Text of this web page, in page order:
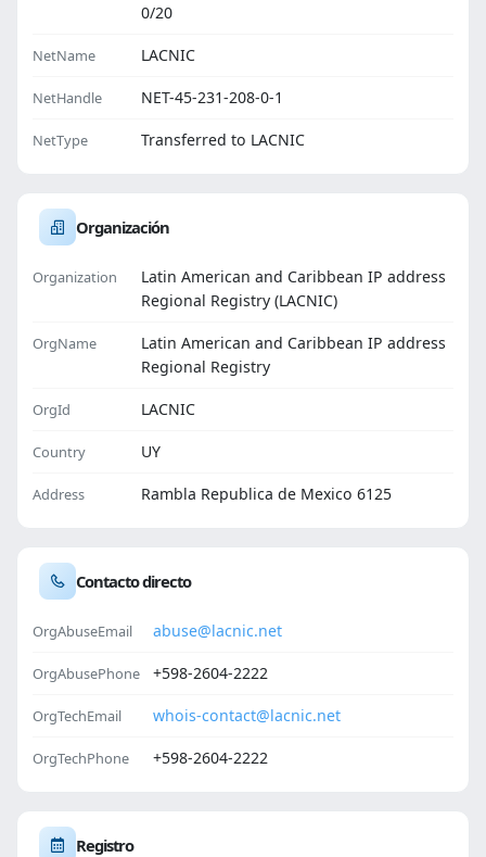
0/20
NetName LACNIC
NetHandle NET-45-231-208-0-1
NetType Transferred to LACNIC
Organización
Organization
Latin American and Caribbean IP address
Regional Registry (LACNIC)
OrgName
Latin American and Caribbean IP address
Regional Registry
OrgId LACNIC
Country UY
Address Rambla Republica de Mexico 6125
Contacto directo
OrgAbuseEmail abuse@lacnic.net
OrgAbusePhone +598-2604-2222
OrgTechEmail whois-contact@lacnic.net
OrgTechPhone +598-2604-2222
Registro